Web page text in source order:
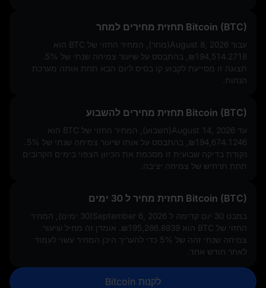
Bitcoin (BTC) תחזית מחירים למחר
עבור August 8, 2026(מחר), המחיר החזוי של BTC הוא
₪194,514.2718 , בהתבסס על שיעור צמיחה שנתי של 5%
תצוגה זו מסייעת לקבוע קו בסיס ליום הבא תחת אותה מערכת
הנחות.
Bitcoin (BTC) תחזית מחירים להשבוע
עד August 14, 2026(השבוע), המחיר החזוי של BTC הוא
₪194,674.1246 , בהתבסס על אותו שיעור צמיחה שנתי של 5%
נקודת בדיקה שבועית זו מסכמת את הכיוון הצפוי בימים הקרובים
תחת תרחיש של צמיחה יציבה.
Bitcoin (BTC) תחזית מחיר ל 30 ימים
במבט 30 יום קדימה ל September 6, 2026(30 ימים), המחיר
החזוי של BTC הוא
₪195,286.8939 . אומדן זה מחיל שיעור
צמיחה שנתי זהה של 5% כדי להעריך היכן המחיר עשוי לעמוד
לאחר חודש אחד.
לקנות Bitcoin